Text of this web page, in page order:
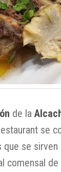
de la
se
se sirven
comensal